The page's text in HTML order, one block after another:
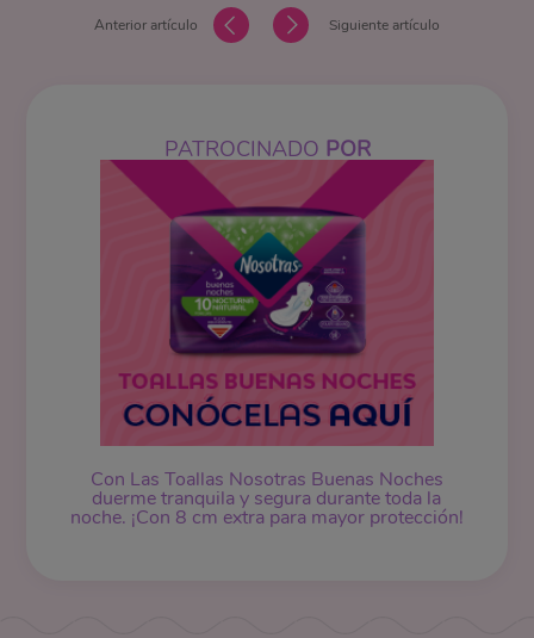
Anterior artículo Siguiente artículo
PATROCINADO POR
Con Las Toallas Nosotras Buenas Noches
duerme tranquila y segura durante toda la
noche. ¡Con 8 cm extra para mayor protección!